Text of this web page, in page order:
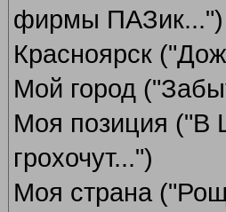
фирмы ПАЗик...")
Красноярск
Мой город
Моя позиция ("В
грохочут...")
Моя страна